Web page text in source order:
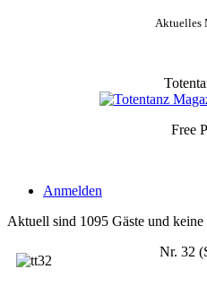
Aktuelles
Free
Anmelden
Aktuell sind 1095 Gäste und
Nr. 32